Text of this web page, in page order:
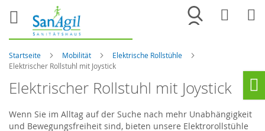
Merkliste
Startseite Mobilität
Elektrische Rollstühle
Elektrischer Rollstuhl mit Joystick
Elektrischer Rollstuhl mit Joystick
Wenn Sie im Alltag auf der Suche nach mehr Unabhängigkeit
und Bewegungsfreiheit sind, bieten unsere Elektrorollstühle